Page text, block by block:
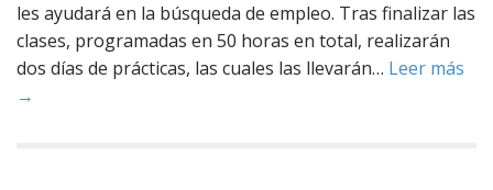
les ayudará en la búsqueda de empleo. Tras finalizar las
clases, programadas en 50 horas en total, realizarán
dos días de prácticas, las cuales las llevarán… Leer más
→